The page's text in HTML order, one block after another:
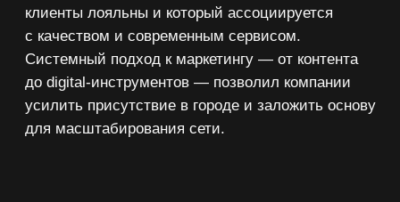
+7 3452 53 58 70
service@negodyaev.com
ОГРНИП: 320723200029257
ИНН: 720695552000
Тюмень, Холодильная 138/1, офис 302